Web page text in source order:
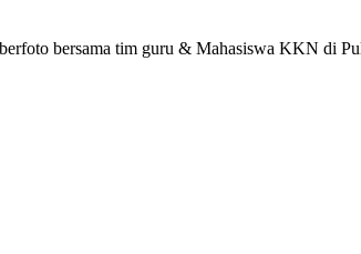
bersama tim guru & Mahasiswa KKN di